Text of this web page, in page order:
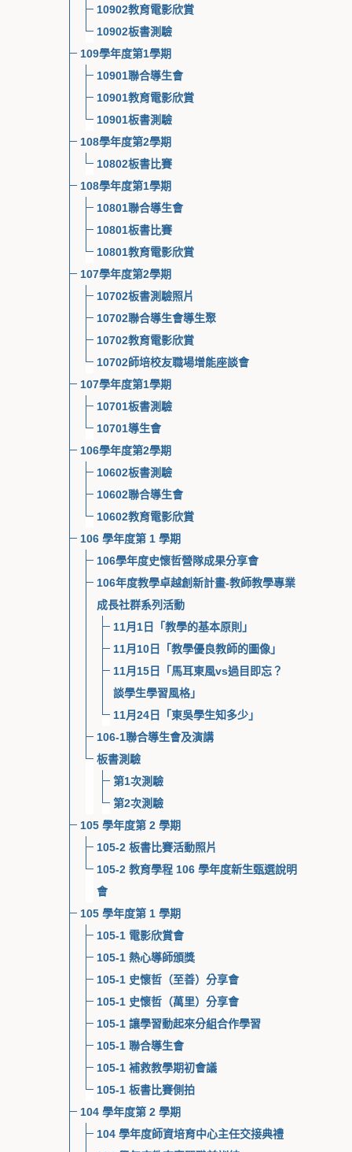
10902教育電影欣賞
10902板書測驗
109學年度第1學期
10901聯合導生會
10901教育電影欣賞
10901板書測驗
108學年度第2學期
10802板書比賽
108學年度第1學期
10801聯合導生會
10801板書比賽
10801教育電影欣賞
107學年度第2學期
10702板書測驗照片
10702聯合導生會導生聚
10702教育電影欣賞
10702師培校友職場增能座談會
107學年度第1學期
10701板書測驗
10701導生會
106學年度第2學期
10602板書測驗
10602聯合導生會
10602教育電影欣賞
106 學年度第 1 學期
106學年度史懷哲營隊成果分享會
106年度教學卓越創新計畫-教師教學專業
成長社群系列活動
11月1日「教學的基本原則」
11月10日「教學優良教師的圖像」
11月15日「馬耳東風vs過目即忘？
談學生學習風格」
11月24日「東吳學生知多少」
106-1聯合導生會及演講
板書測驗
第1次測驗
第2次測驗
105 學年度第 2 學期
105-2 板書比賽活動照片
105-2 教育學程 106 學年度新生甄選說明
會
105 學年度第 1 學期
105-1 電影欣賞會
105-1 熱心導師頒獎
105-1 史懷哲（至善）分享會
105-1 史懷哲（萬里）分享會
105-1 讓學習動起來分組合作學習
105-1 聯合導生會
105-1 補救教學期初會議
105-1 板書比賽側拍
104 學年度第 2 學期
104 學年度師資培育中心主任交接典禮